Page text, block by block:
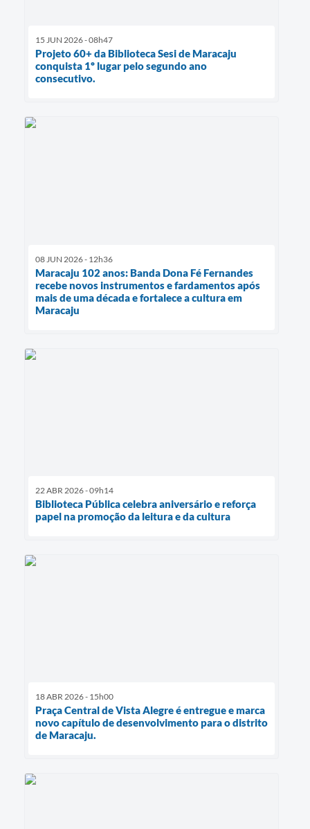
15 JUN 2026 - 08h47
Projeto 60+ da Biblioteca Sesi de Maracaju
conquista 1º lugar pelo segundo ano
consecutivo.
08 JUN 2026 - 12h36
Maracaju 102 anos: Banda Dona Fé Fernandes
recebe novos instrumentos e fardamentos após
mais de uma década e fortalece a cultura em
Maracaju
22 ABR 2026 - 09h14
Biblioteca Pública celebra aniversário e reforça
papel na promoção da leitura e da cultura
18 ABR 2026 - 15h00
Praça Central de Vista Alegre é entregue e marca
novo capítulo de desenvolvimento para o distrito
de Maracaju.